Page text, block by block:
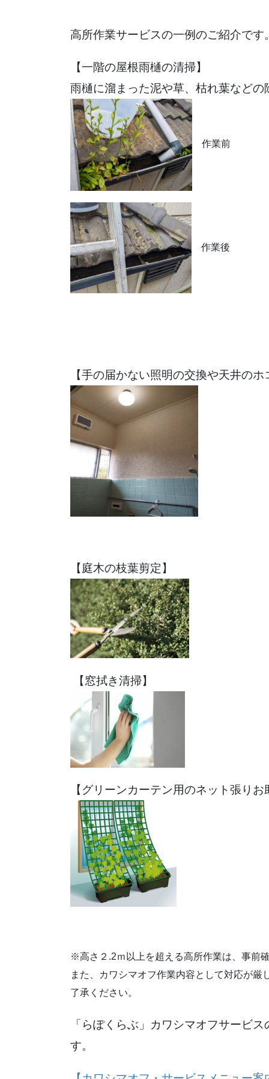
高所作業サービスの一例のご紹介です
【一階の屋根雨樋の清掃】
雨樋に溜まった泥や草、枯れ葉などの
作業前
作業後
【手の届かない照明の交換や天井のホ
【庭木の枝葉剪定】
【窓拭き清掃】
【グリーンカーテン用のネット張りお
※高さ２.2ｍ以上を超える高所作業は、事前
また、カワシマオフ作業内容として対応が
了承ください。
「らぽくらぶ」カワシマオフサービ
す。